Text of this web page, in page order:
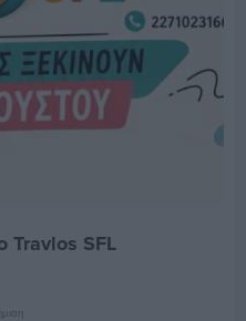
Travlos SFL